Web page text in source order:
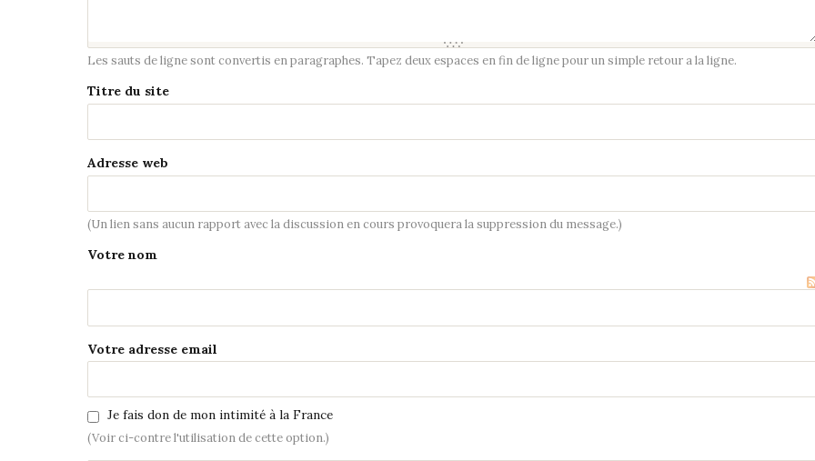
Les sauts de ligne sont convertis en paragraphes. Tapez deux espaces en fin de ligne pour un simple retour a la ligne.
Titre du site
Adresse web
(Un lien sans aucun rapport avec la discussion en cours provoquera la suppression du message.)
Votre nom
Votre adresse email
Je fais don de mon intimité à la France
(Voir ci-contre l'utilisation de cette option.)